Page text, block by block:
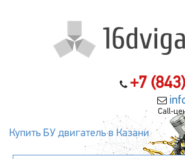
+7
Call-
Купить БУ двигатель в Казани